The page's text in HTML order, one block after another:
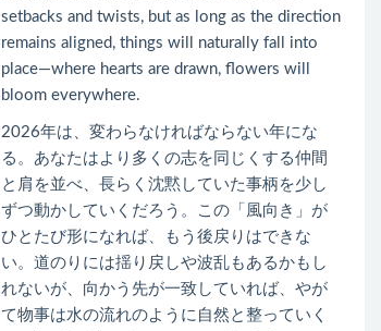
setbacks and twists, but as long as the direction
remains aligned, things will naturally fall into
place—where hearts are drawn, flowers will
bloom everywhere.
2026年は、変わらなければならない年にな
る。あなたはより多くの志を同じくする仲間
と肩を並べ、長らく沈黙していた事柄を少し
ずつ動かしていくだろう。この「風向き」が
ひとたび形になれば、もう後戻りはできな
い。道のりには揺り戻しや波乱もあるかもし
れないが、向かう先が一致していれば、やが
て物事は水の流れのように自然と整っていく